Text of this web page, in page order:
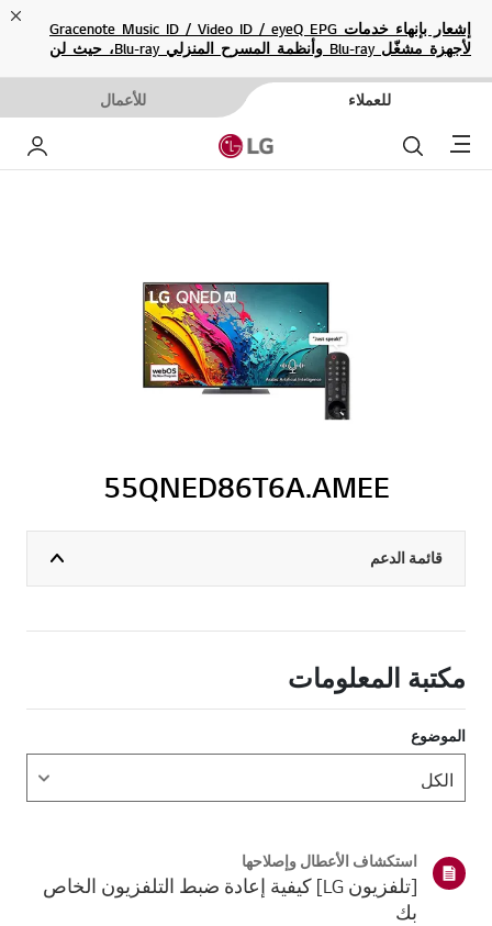
إشعار بإنهاء خدمات Gracenote Music ID / Video ID / eyeQ EPG
لأجهزة مشغّل Blu-ray وأنظمة المسرح المنزلي Blu-ray، حيث لن
للعملاء للأعمال
Menu بحث
55QNED86T6A.AMEE
قائمة الدعم
مكتبة المعلومات
الموضوع
استكشاف الأعطال وإصلاحها
[تلفزيون LG] كيفية إعادة ضبط التلفزيون الخاص
بك